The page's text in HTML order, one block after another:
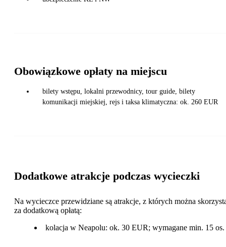
Obowiązkowe opłaty na miejscu
bilety wstępu, lokalni przewodnicy, tour guide, bilety
komunikacji miejskiej, rejs i taksa klimatyczna: ok. 260 EUR
Dodatkowe atrakcje podczas wycieczki
Na wycieczce przewidziane są atrakcje, z których można
za dodatkową opłatą:
kolacja w Neapolu: ok. 30 EUR; wymagane min. 15 os.